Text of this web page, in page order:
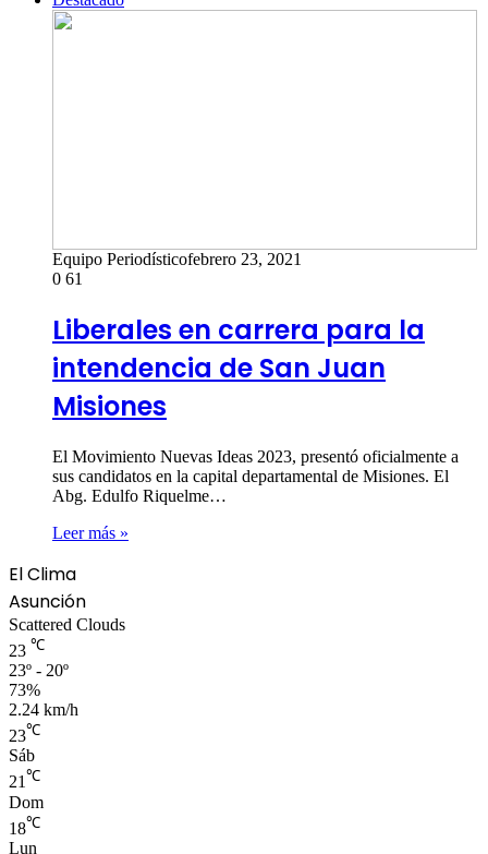
Equipo Periodísticofebrero 23, 2021
0 61
Liberales en carrera para la
intendencia de San Juan
Misiones
El Movimiento Nuevas Ideas 2023, presentó oficialmente a
sus candidatos en la capital departamental de Misiones. El
Abg. Edulfo Riquelme…
Leer más »
El Clima
Asunción
Scattered Clouds
23 ℃
23º - 20º
73%
2.24 km/h
23℃
Sáb
21℃
Dom
18℃
Lun